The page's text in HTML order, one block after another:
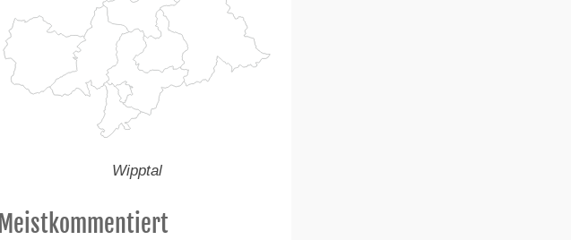
Wipptal
Meistkommentiert